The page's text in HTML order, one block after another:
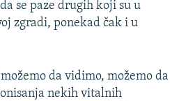
se paze drugih koji su u
zgradi, ponekad čak i u
da vidimo, možemo da
nekih vitalnih